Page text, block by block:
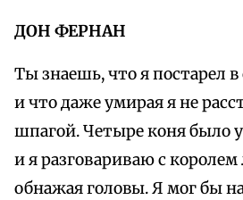
ДОН ФЕРНАН
Ты знаешь, что я постарел
и что даже умирая я не
шпагой. Четыре коня было
и я разговариваю с
обнажая головы. Я мог бы